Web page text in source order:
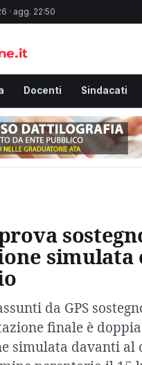
· agg. 22:50
Docenti Sindacati
da GPS
finale è
simulata davanti al